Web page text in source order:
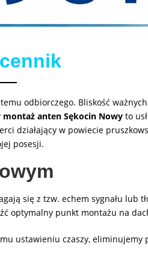
odbiorczego. Bliskość
montaż anten Sękocin Nowy to
działający w powiecie
posesji.
się z tzw. echem sygnału lub
optymalny punkt montażu na
ustawieniu czaszy,